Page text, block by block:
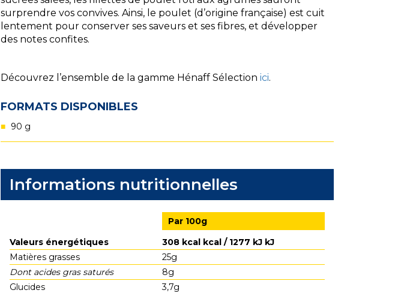
surprendre vos convives. Ainsi, le poulet (d’origine française) est cuit
lentement pour conserver ses saveurs et ses fibres, et développer
des notes confites.
Découvrez l’ensemble de la gamme Hénaff Sélection ici.
FORMATS DISPONIBLES
90 g
Informations nutritionnelles
Par 100g
Valeurs énergétiques
308 kcal kcal / 1277 kJ kJ
Matières grasses
25g
Dont acides gras saturés
8g
Glucides
3,7g